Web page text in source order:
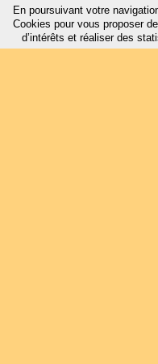
En poursuivant votre
Cookies pour vous proposer
d’intérêts et réaliser des